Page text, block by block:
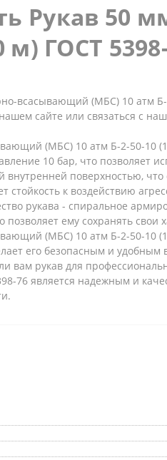
Рукав 50
м) ГОСТ
всасывающий (МБС) 10 атм
сайте или связаться с
(МБС) 10 атм Б-2-50-10
10 бар, что позволяет
внутренней поверхностью,
стойкость к воздействию
рукава - спиральное
позволяет ему сохранять
(МБС) 10 атм Б-2-50-10
его безопасным и удобным
вам рукав для
76 является надежным и